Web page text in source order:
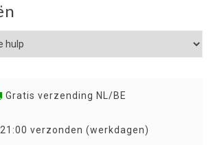
Gratis verzending NL/BE
verzonden (werkdagen)